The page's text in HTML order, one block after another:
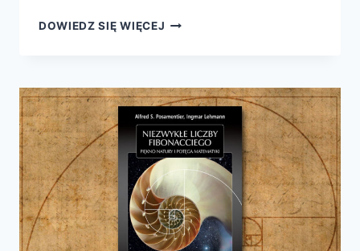
DOWIEDZ SIĘ WIĘCEJ JUŻ
O
NICZYM